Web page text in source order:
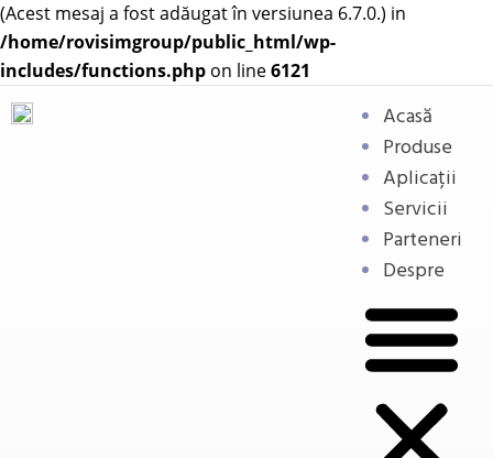
(Acest mesaj a fost adăugat în versiunea 6.7.0.) in
/home/rovisimgroup/public_html/wp-
includes/functions.php on line6121
Acasă
Produse
Aplicații
Servicii
Parteneri
Despre
Senzori capacitivi